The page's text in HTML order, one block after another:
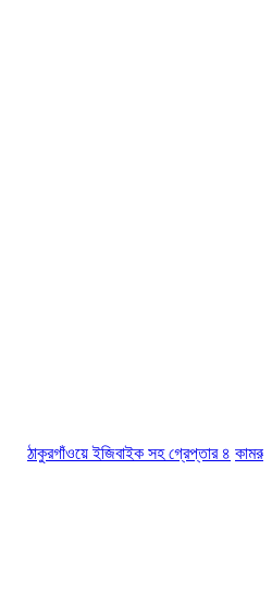
ঠাকুরগাঁওয়ে ইজিবাইক সহ গ্রেপ্তার ৪ কামরুল-